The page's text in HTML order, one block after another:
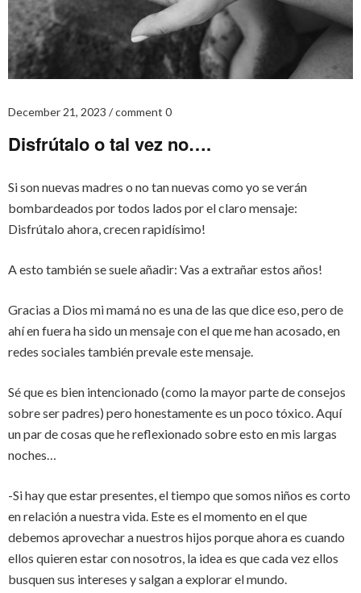
December 21, 2023 comment 0
Disfrútalo o tal vez no….
Si son nuevas madres o no tan nuevas como yo se verán
bombardeados por todos lados por el claro mensaje:
Disfrútalo ahora, crecen rapidísimo!
A esto también se suele añadir: Vas a extrañar estos años!
Gracias a Dios mi mamá no es una de las que dice eso, pero de
ahí en fuera ha sido un mensaje con el que me han acosado, en
redes sociales también prevale este mensaje.
Sé que es bien intencionado (como la mayor parte de consejos
sobre ser padres) pero honestamente es un poco tóxico. Aquí
un par de cosas que he reflexionado sobre esto en mis largas
noches…
-Si hay que estar presentes, el tiempo que somos niños es corto
en relación a nuestra vida. Este es el momento en el que
debemos aprovechar a nuestros hijos porque ahora es cuando
ellos quieren estar con nosotros, la idea es que cada vez ellos
busquen sus intereses y salgan a explorar el mundo.